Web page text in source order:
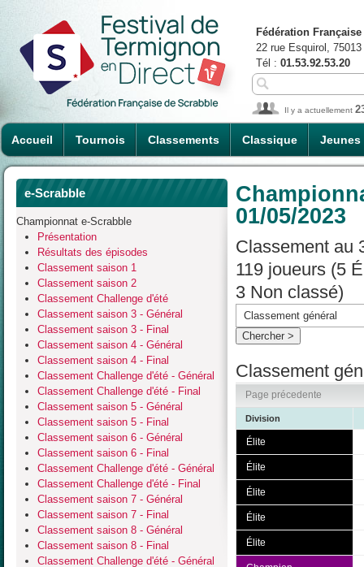
Accueil Tournois Classements Classique Jeunes
Fédération
22 rue Esquirol,
Tél : 01.53.92.53.20
Il y a actuellement
e-Scrabble
Championnat e-Scrabble
Présentation
Résultats des épisodes
Classement saison 1
Classement saison 2
Classement Challenge d'été
Classement saison 3 - Général
Classement saison 3 - Final
Classement saison 4 - Général
Classement saison 4 - Final
Classement Challenge d'été - Général
Classement Challenge d'été - Final
Classement saison 5 - Général
Classement saison 5 - Final
Classement saison 6 - Général
Classement saison 6 - Final
Classement Challenge d'été - Général
Classement Challenge d'été - Final
Classement saison 7 - Général
Classement saison 7 - Final
Classement saison 8 - Général
Classement saison 8 - Final
Classement Challenge d'été - Général
01/05/2023
Classement au
119 joueurs (5
3 Non classé)
Classement
Page précedente
Division
Élite
Élite
Élite
Élite
Élite